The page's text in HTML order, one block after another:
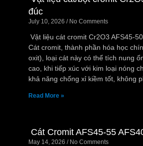
đúc
July 10, 2026 No Comments
Vật liệu cát cromit Cr2O3 AFS45-
Cát cromit, thành phần hóa học
oxit), loại cát này có thể tích nung
cao, khi tiếp xúc với kim loại nóng
khả năng chống xỉ kiềm tốt, không
Read More »
Cát Cromit AFS45-55
May 14, 2026 No Comments